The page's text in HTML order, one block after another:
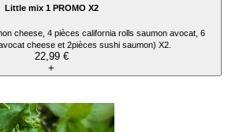
Little mix 1 PROMO X2
cheese, 4 pièces california rolls saumon avocat, 6
cheese et 2pièces sushi saumon) X2.
22,99 €
+